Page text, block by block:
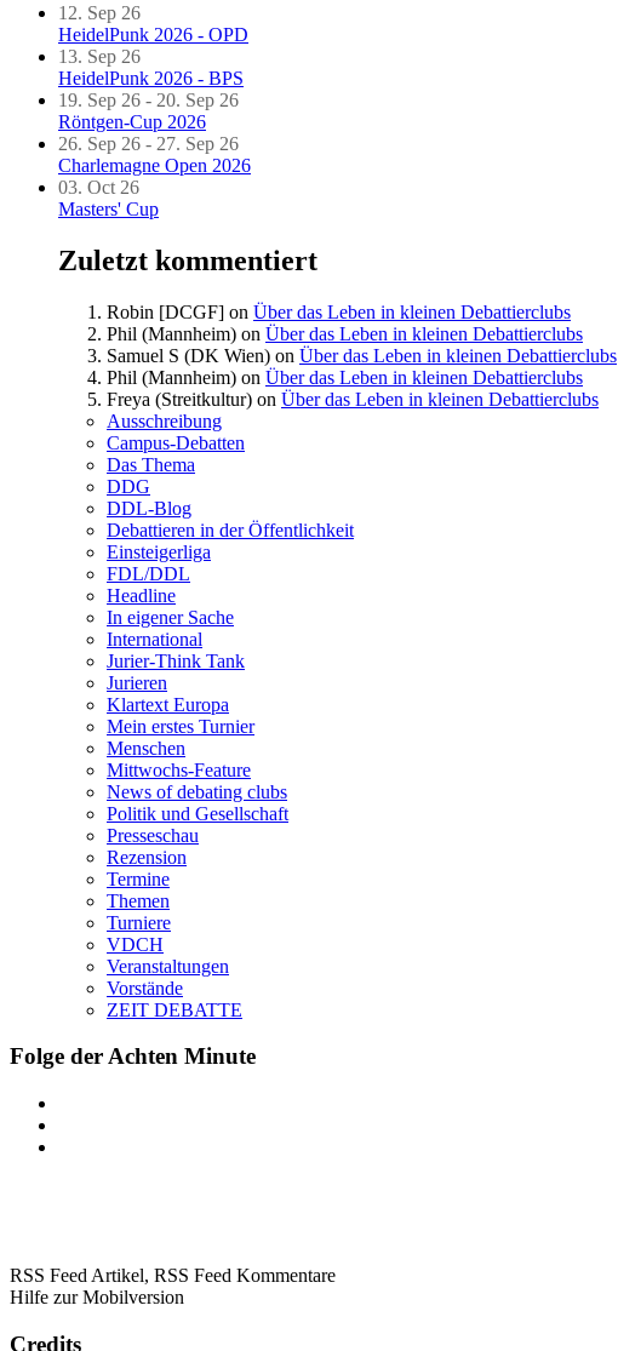
12. Sep 26
HeidelPunk 2026 - OPD
13. Sep 26
HeidelPunk 2026 - BPS
19. Sep 26 - 20. Sep 26
Röntgen-Cup 2026
26. Sep 26 - 27. Sep 26
Charlemagne Open 2026
03. Oct 26
Masters' Cup
Zuletzt kommentiert
Robin [DCGF] on Über das Leben in kleinen Debattierclubs
Phil (Mannheim) on Über das Leben in kleinen Debattierclubs
Samuel S (DK Wien) on Über das Leben in kleinen Debattierclubs
Phil (Mannheim) on Über das Leben in kleinen Debattierclubs
Freya (Streitkultur) on Über das Leben in kleinen Debattierclubs
Ausschreibung
Campus-Debatten
Das Thema
DDG
DDL-Blog
Debattieren in der Öffentlichkeit
Einsteigerliga
FDL/DDL
Headline
In eigener Sache
International
Jurier-Think Tank
Jurieren
Klartext Europa
Mein erstes Turnier
Menschen
Mittwochs-Feature
News of debating clubs
Politik und Gesellschaft
Presseschau
Rezension
Termine
Themen
Turniere
VDCH
Veranstaltungen
Vorstände
ZEIT DEBATTE
Folge der Achten Minute
RSS Feed Artikel, RSS Feed Kommentare
Hilfe zur Mobilversion
Credits